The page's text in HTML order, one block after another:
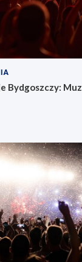
Bydgoszczy: